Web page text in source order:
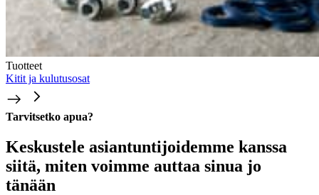
Tuotteet
Kitit ja kulutusosat
Tarvitsetko apua?
Keskustele asiantuntijoidemme kanssa
siitä, miten voimme auttaa sinua jo
tänään